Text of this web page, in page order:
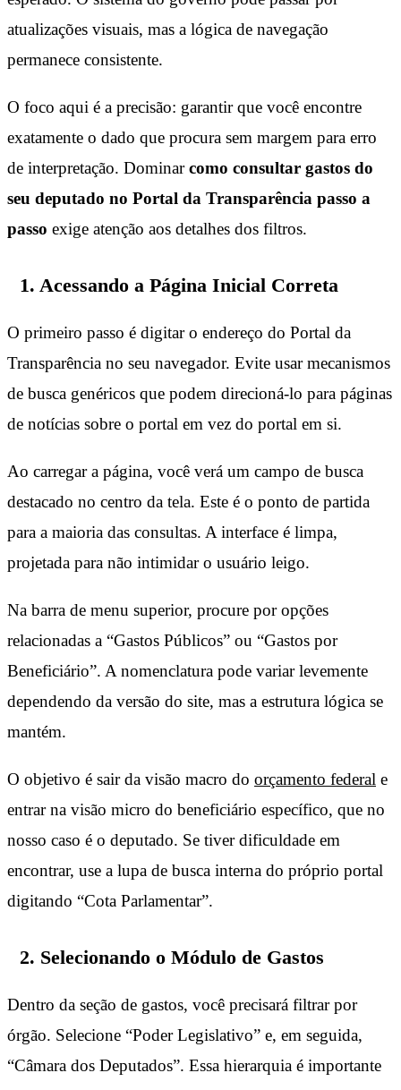
atualizações visuais, mas a lógica de navegação
permanece consistente.
O foco aqui é a precisão: garantir que você encontre
exatamente o dado que procura sem margem para erro
de interpretação. Dominarcomo consultar gastos do
seu deputado no Portal da Transparência passo a
passo exige atenção aos detalhes dos filtros.
1. Acessando a Página Inicial Correta
O primeiro passo é digitar o endereço do Portal da
Transparência no seu navegador. Evite usar mecanismos
de busca genéricos que podem direcioná-lo para páginas
de notícias sobre o portal em vez do portal em si.
Ao carregar a página, você verá um campo de busca
destacado no centro da tela. Este é o ponto de partida
para a maioria das consultas. A interface é limpa,
projetada para não intimidar o usuário leigo.
Na barra de menu superior, procure por opções
relacionadas a “Gastos Públicos” ou “Gastos por
Beneficiário”. A nomenclatura pode variar levemente
dependendo da versão do site, mas a estrutura lógica se
mantém.
O objetivo é sair da visão macro do orçamento federal e
entrar na visão micro do beneficiário específico, que no
nosso caso é o deputado. Se tiver dificuldade em
encontrar, use a lupa de busca interna do próprio portal
digitando “Cota Parlamentar”.
2. Selecionando o Módulo de Gastos
Dentro da seção de gastos, você precisará filtrar por
órgão. Selecione “Poder Legislativo” e, em seguida,
“Câmara dos Deputados”. Essa hierarquia é importante